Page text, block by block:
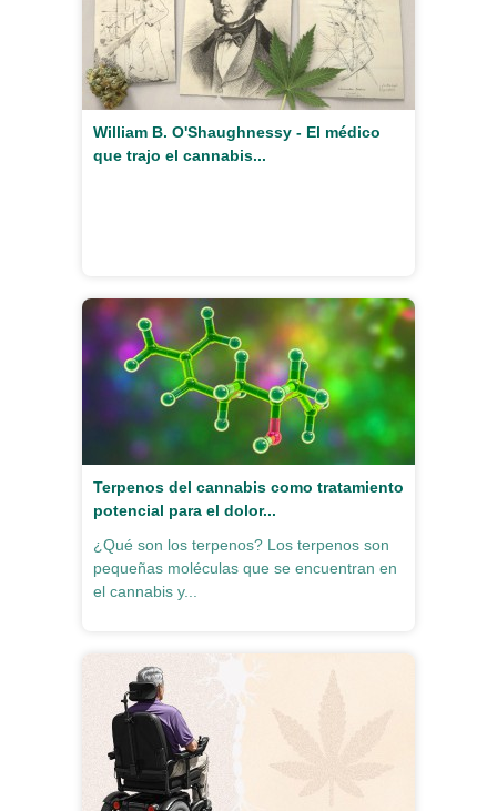
William B. O'Shaughnessy - El médico
que trajo el cannabis...
Terpenos del cannabis como tratamiento
potencial para el dolor...
¿Qué son los terpenos? Los terpenos son
pequeñas moléculas que se encuentran en
el cannabis y...